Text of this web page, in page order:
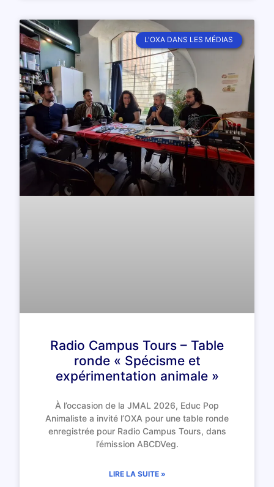
L'OXA DANS LES MÉDIAS
Radio Campus Tours – Table
ronde « Spécisme et
expérimentation animale »
À l’occasion de la JMAL 2026, Educ Pop
Animaliste a invité l’OXA pour une table ronde
enregistrée pour Radio Campus Tours, dans
l’émission ABCDVeg.
LIRE LA SUITE »